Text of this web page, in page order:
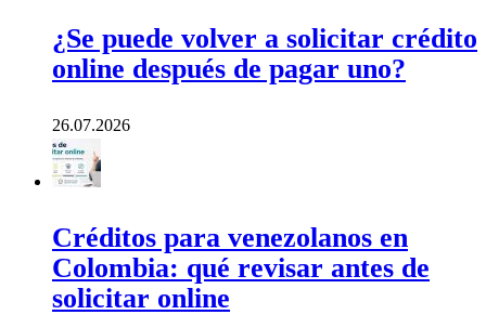
¿Se puede volver a solicitar crédito
online después de pagar uno?
26.07.2026
Créditos para venezolanos en
Colombia: qué revisar antes de
solicitar online